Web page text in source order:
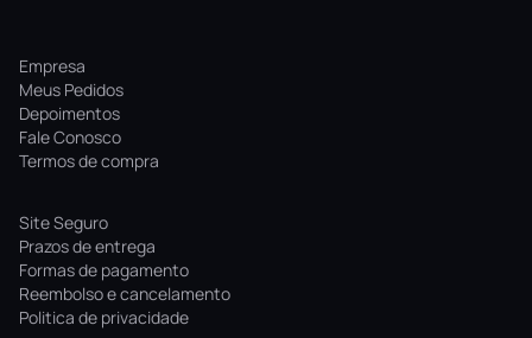
Empresa
Meus Pedidos
Depoimentos
Fale Conosco
Termos de compra
Site Seguro
Prazos de entrega
Formas de pagamento
Reembolso e cancelamento
Politica de privacidade